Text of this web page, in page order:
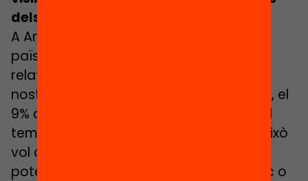
dels infants més enllà de l’escola?
A Anglaterra, com passa a molts altres
països, sabem que els infants passen
relativament poc temps a l’escola. Al
nostre país [el Regne Unit], per exemple, el
9% de la vida conscient d’un infant és el
temps que realment passa a l’escola. Això
vol dir que li queda un 91% de temps
potencial d’aprenentatge fora del marc o